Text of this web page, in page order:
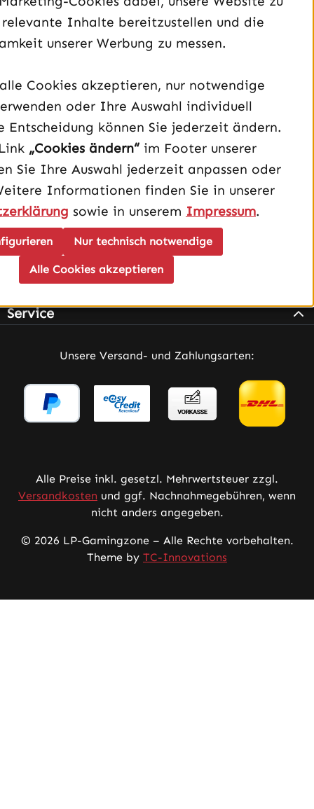
040 – 182 295 901
Mo-Fr, 08:00 - 16:00 Uhr
Vertrag widerrufen
Schau auf Instagram vorbei – öffnet in neuem Tab
Sieh dir unsere TikTok-Videos an – öffnet in neuem
Sieh dir unsere Videos auf YouTube an – öffnet
Service
Unsere Versand- und Zahlungsarten:
Alle Preise inkl. gesetzl. Mehrwertsteuer zzgl.
Versandkosten und ggf. Nachnahmegebühren, wenn
nicht anders angegeben.
© 2026 LP-Gamingzone – Alle Rechte vorbehalten.
Theme by TC-Innovations
relevante Inhalte bereitzustellen und die
unserer Werbung zu messen.
Cookies akzeptieren, nur notwendige
oder Ihre Auswahl individuell
Entscheidung können Sie jederzeit ändern.
„Cookies ändern“im Footer unserer
Sie Ihre Auswahl jederzeit anpassen oder
Informationen finden Sie in unserer
sowie in unserem Impressum.
Nur technisch notwendige
Alle Cookies akzeptieren